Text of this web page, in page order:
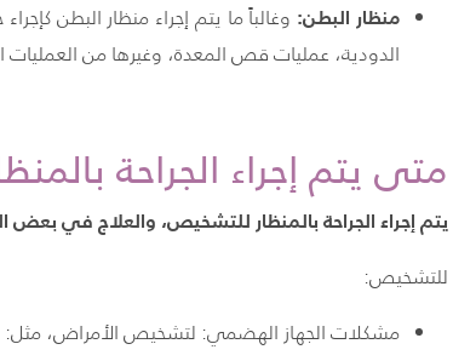
منظار البطن: وغالباً ما يتم إجراء منظار البطن
الدودية، عمليات قص المعدة، وغيرها من العمليات
متى يتم إجراء الجراحة
يتم إجراء الجراحة بالمنظار للتشخيص، والعلاج في بعض
للتشخيص:
مشكلات الجهاز الهضمي: لتشخيص الأمراض، مثل: